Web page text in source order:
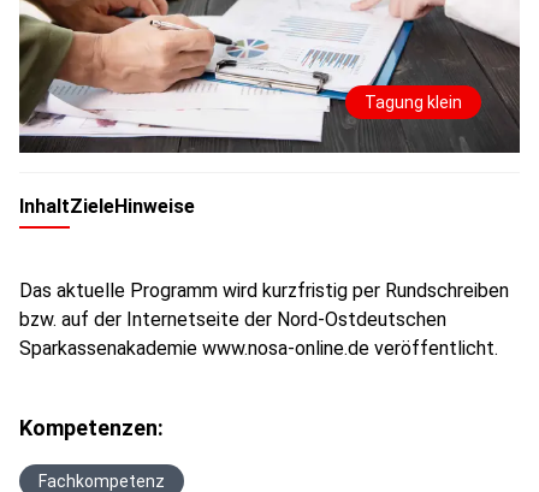
Tagung klein
InhaltZieleHinweise
Das aktuelle Programm wird kurzfristig per Rundschreiben
bzw. auf der Internetseite der Nord-Ostdeutschen
Sparkassenakademie www.nosa-online.de veröffentlicht.
Kompetenzen:
Fachkompetenz